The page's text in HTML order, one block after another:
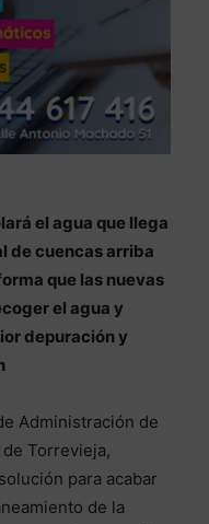
el agua que llega
de cuencas arriba
que las nuevas
el agua y
depuración y
Administración de
Torrevieja,
para acabar
de la